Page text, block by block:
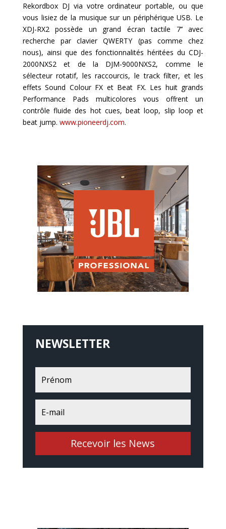
Rekordbox DJ via votre ordinateur portable, ou que
vous lisiez de la musique sur un périphérique USB. Le
XDJ-RX2 possède un grand écran tactile 7’’ avec
recherche par clavier QWERTY (pas comme chez
nous), ainsi que des fonctionnalités héritées du CDJ-
2000NXS2 et de la DJM-9000NXS2, comme le
sélecteur rotatif, les raccourcis, le track filter, et les
effets Sound Colour FX et Beat FX. Les huit grands
Performance Pads multicolores vous offrent un
contrôle fluide des hot cues, beat loop, slip loop et
beat jump. www.pioneerdj.com.
NEWSLETTER
Recevoir les News